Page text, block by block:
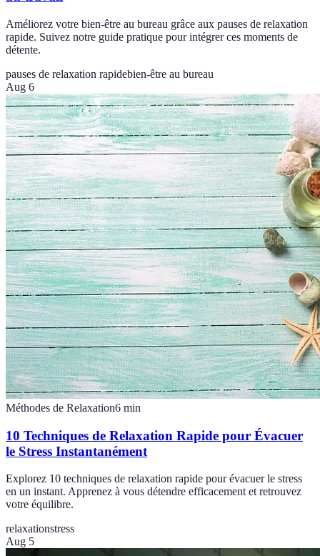
Améliorez votre bien-être au bureau grâce aux pauses de relaxation
rapide. Suivez notre guide pratique pour intégrer ces moments de
détente.
pauses de relaxation rapidebien-être au bureau
Aug 6
Méthodes de Relaxation6 min
10 Techniques de Relaxation Rapide pour Évacuer
le Stress Instantanément
Explorez 10 techniques de relaxation rapide pour évacuer le stress
en un instant. Apprenez à vous détendre efficacement et retrouvez
votre équilibre.
relaxationstress
Aug 5